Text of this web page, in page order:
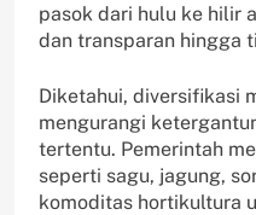
pasok dari hulu ke hilir
dan transparan hingga
Diketahui, diversifikasi
mengurangi
tertentu. Pemerintah
seperti sagu, jagung,
komoditas hortikultura